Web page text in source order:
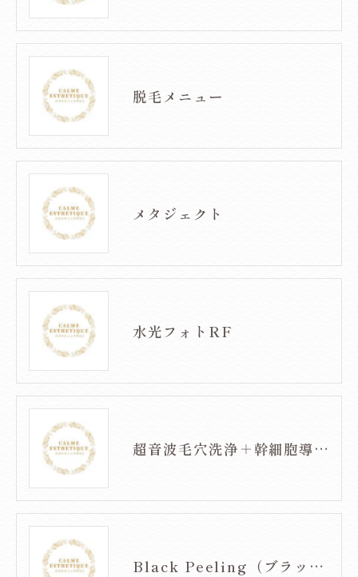
脱毛メニュー
メタジェクト
水光フォトRF
超音波毛穴洗浄＋幹細胞導入フェイシャル
Black Peeling（ブラックピーリング）